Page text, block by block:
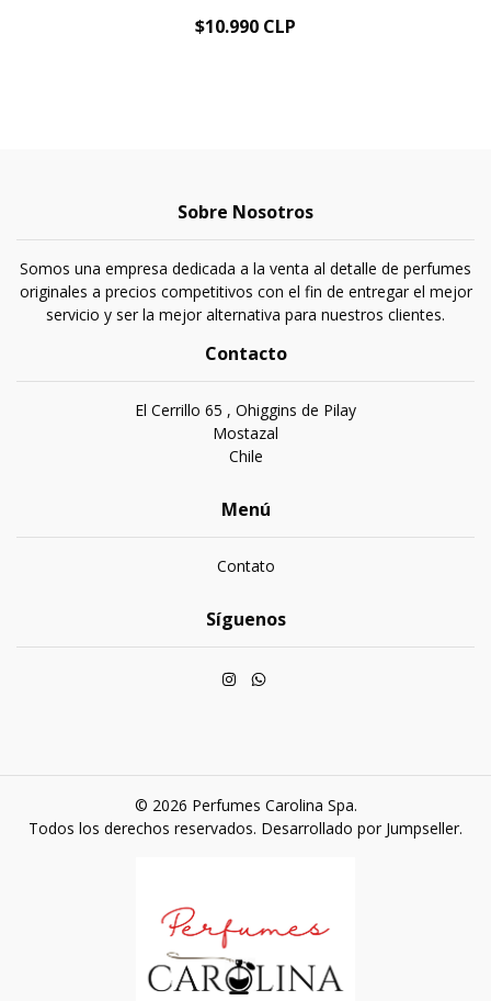
$10.990 CLP
Sobre Nosotros
Somos una empresa dedicada a la venta al detalle de perfumes
originales a precios competitivos con el fin de entregar el mejor
servicio y ser la mejor alternativa para nuestros clientes.
Contacto
El Cerrillo 65 , Ohiggins de Pilay
Mostazal
Chile
Menú
Contato
Síguenos
© 2026 Perfumes Carolina Spa.
Todos los derechos reservados. Desarrollado por Jumpseller.